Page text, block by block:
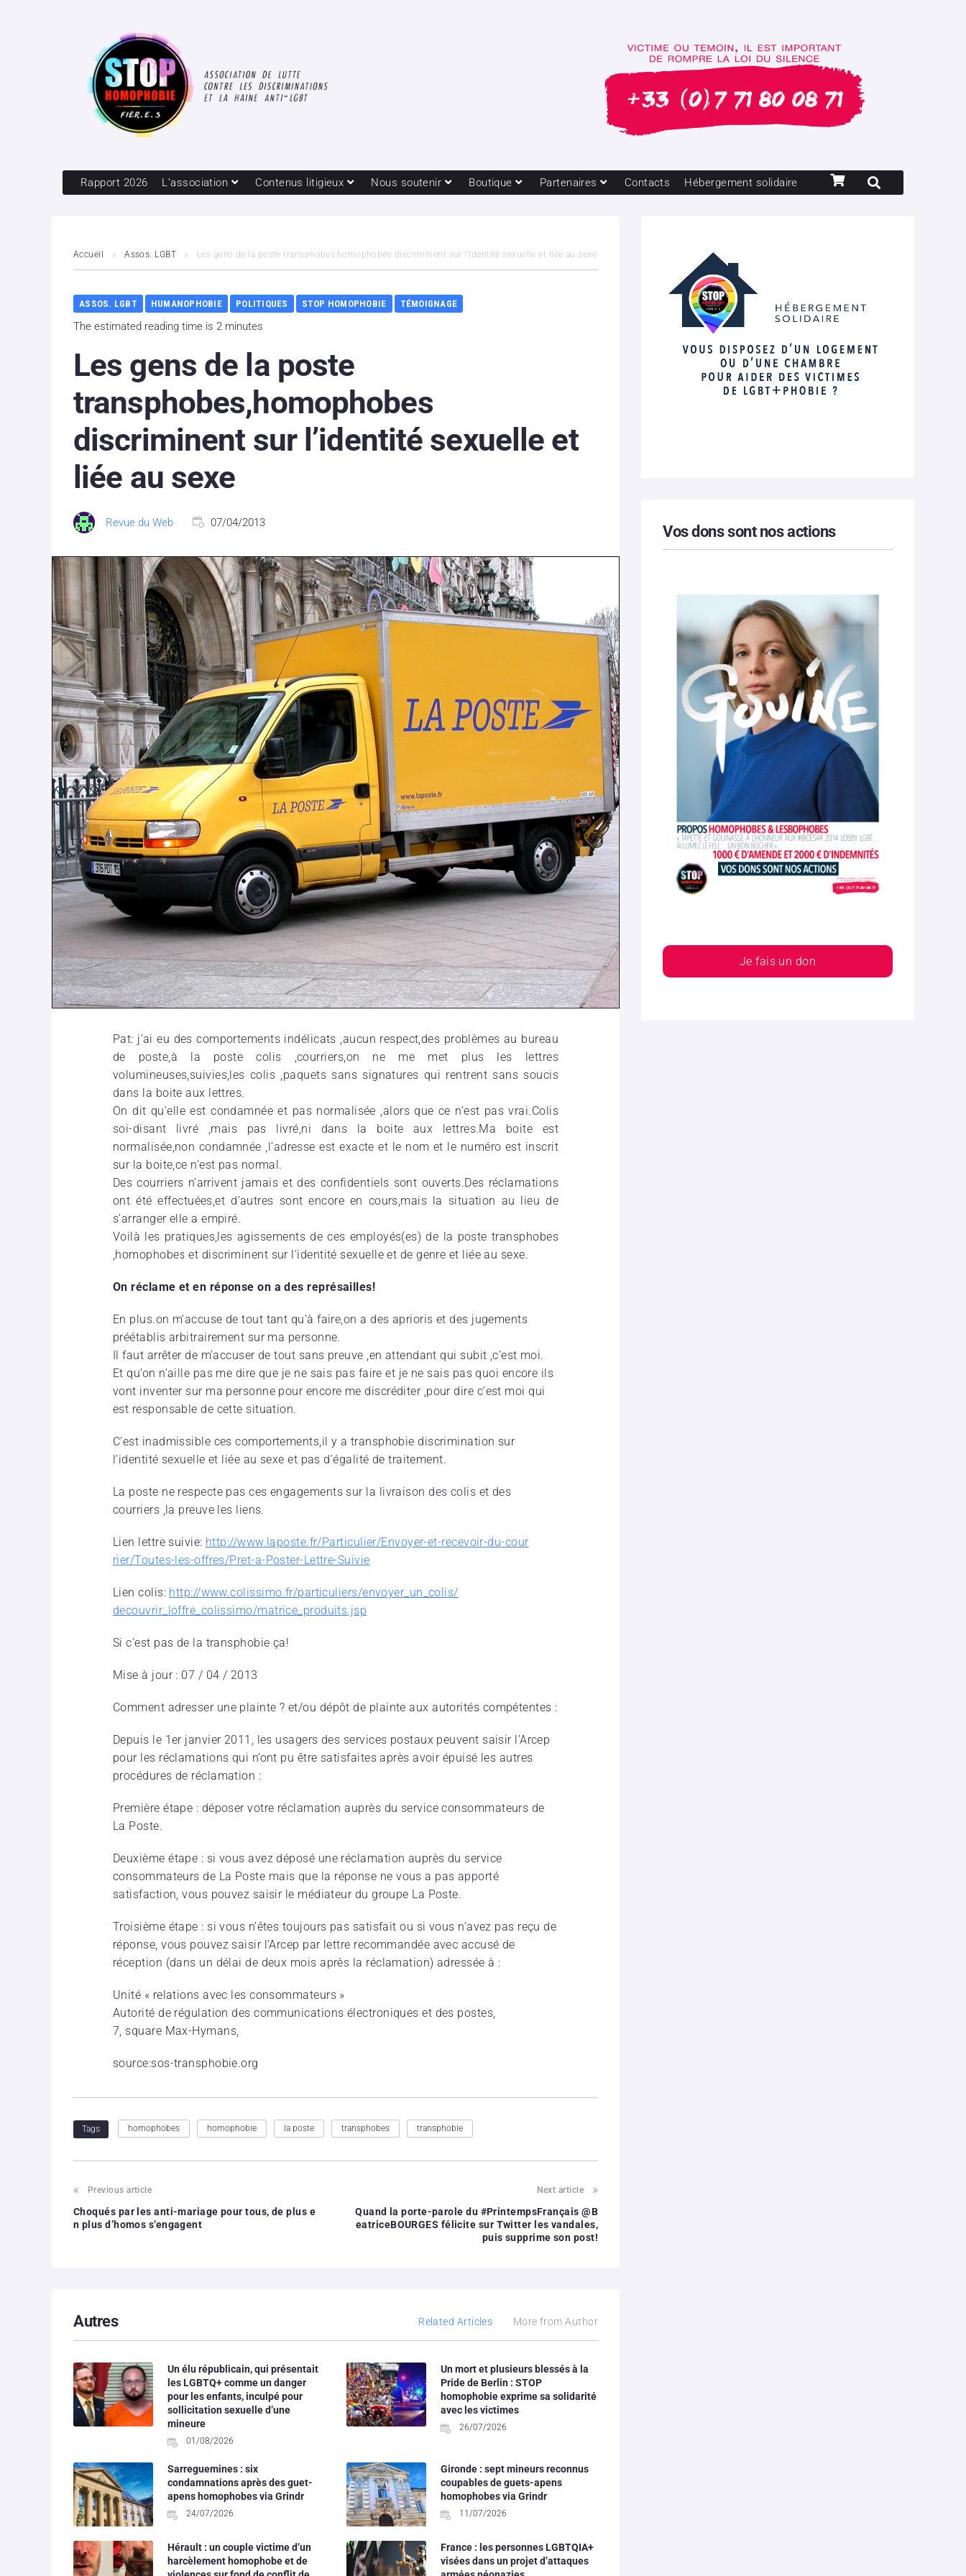
Rapport 2026 L’association Contenus litigieux Nous soutenir Boutique Partenaires Contacts Hébergement solidaire
Accueil Assos. LGBT Les gens de la poste transphobes,homophobes discriminent sur l’identité sexuelle et liée au sexe
ASSOS. LGBT HUMANOPHOBIE POLITIQUES STOP HOMOPHOBIE TÉMOIGNAGE
The estimated reading time is 2 minutes
Les gens de la poste
transphobes,homophobes
discriminent sur l’identité sexuelle et
liée au sexe
Revue du Web 07/04/2013
Pat: j’ai eu des comportements indélicats ,aucun respect,des problèmes au bureau
de poste,à la poste colis ,courriers,on ne me met plus les lettres
volumineuses,suivies,les colis ,paquets sans signatures qui rentrent sans soucis
dans la boite aux lettres.
On dit qu’elle est condamnée et pas normalisée ,alors que ce n’est pas vrai.Colis
soi-disant livré ,mais pas livré,ni dans la boite aux lettres.Ma boite est
normalisée,non condamnée ,l’adresse est exacte et le nom et le numéro est inscrit
sur la boite,ce n’est pas normal.
Des courriers n’arrivent jamais et des confidentiels sont ouverts.Des réclamations
ont été effectuées,et d’autres sont encore en cours,mais la situation au lieu de
s’arranger elle a empiré.
Voilà les pratiques,les agissements de ces employés(es) de la poste transphobes
,homophobes et discriminent sur l’identité sexuelle et de genre et liée au sexe.
On réclame et en réponse on a des représailles!
En plus.on m’accuse de tout tant qu’à faire,on a des aprioris et des jugements
préétablis arbitrairement sur ma personne.
Il faut arrêter de m’accuser de tout sans preuve ,en attendant qui subit ,c’est moi.
Et qu’on n’aille pas me dire que je ne sais pas faire et je ne sais pas quoi encore ils
vont inventer sur ma personne pour encore me discréditer ,pour dire c’est moi qui
est responsable de cette situation.
C’est inadmissible ces comportements,il y a transphobie discrimination sur
l’identité sexuelle et liée au sexe et pas d’égalité de traitement.
La poste ne respecte pas ces engagements sur la livraison des colis et des
courriers ,la preuve les liens.
Lien lettre suivie: http://www.laposte.fr/Particulier/Envoyer-et-recevoir-du-cour
rier/Toutes-les-offres/Pret-a-Poster-Lettre-Suivie
Lien colis: http://www.colissimo.fr/particuliers/envoyer_un_colis/
decouvrir_loffre_colissimo/matrice_produits.jsp
Si c’est pas de la transphobie ça!
Mise à jour : 07 / 04 / 2013
Comment adresser une plainte ? et/ou dépôt de plainte aux autorités compétentes :
Depuis le 1er janvier 2011, les usagers des services postaux peuvent saisir l’Arcep
pour les réclamations qui n’ont pu être satisfaites après avoir épuisé les autres
procédures de réclamation :
Première étape : déposer votre réclamation auprès du service consommateurs de
La Poste.
Deuxième étape : si vous avez déposé une réclamation auprès du service
consommateurs de La Poste mais que la réponse ne vous a pas apporté
satisfaction, vous pouvez saisir le médiateur du groupe La Poste.
Troisième étape : si vous n’êtes toujours pas satisfait ou si vous n’avez pas reçu de
réponse, vous pouvez saisir l’Arcep par lettre recommandée avec accusé de
réception (dans un délai de deux mois après la réclamation) adressée à :
Unité « relations avec les consommateurs »
Autorité de régulation des communications électroniques et des postes,
7, square Max-Hymans,
source:sos-transphobie.org
Tags homophobes homophobie la poste transphobes transphobie
Previous article
Choqués par les anti-mariage pour tous, de plus e
n plus d’homos s’engagent
Next article
Quand la porte-parole du #PrintempsFrançais @B
eatriceBOURGES félicite sur Twitter les vandales,
puis supprime son post!
Autres Related Articles More from Author
Un élu républicain, qui présentait
les LGBTQ+ comme un danger
pour les enfants, inculpé pour
sollicitation sexuelle d’une
mineure
01/08/2026
Un mort et plusieurs blessés à la
Pride de Berlin : STOP
homophobie exprime sa solidarité
avec les victimes
26/07/2026
Sarreguemines : six
condamnations après des guet-
apens homophobes via Grindr
24/07/2026
Gironde : sept mineurs reconnus
coupables de guets-apens
homophobes via Grindr
11/07/2026
Hérault : un couple victime d’un
harcèlement homophobe et de
France : les personnes LGBTQIA+
visées dans un projet d’attaques
Vos dons sont nos actions
Je fais un don